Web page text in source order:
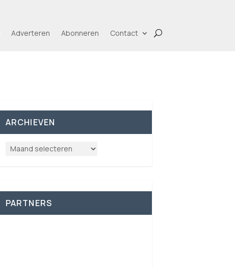
Adverteren Abonneren Contact
ARCHIEVEN
PARTNERS